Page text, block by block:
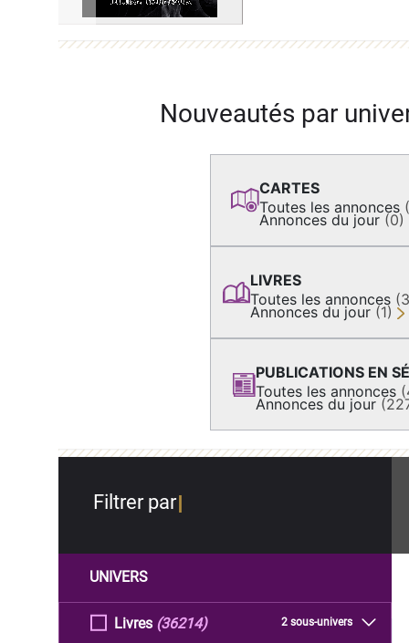
Nouveautés par
CARTES
Toutes les annonces
Annonces du jour (0)
LIVRES
Toutes les annonces
Annonces du jour (1)
PUBLICATIONS EN
Toutes les annonces
Annonces du jour
Filtrer par
UNIVERS
Livres 2 sous-univers
(36214)